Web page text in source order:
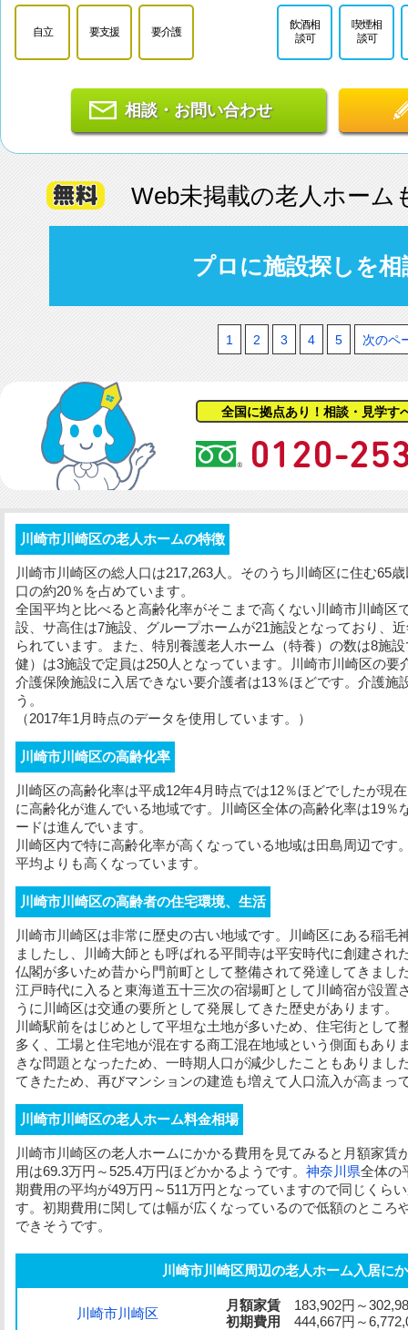
自立 要支援 要介護
飲酒相
談可
喫煙相
談可
相談・お問い合わせ
Web未掲載の老人ホーム
プロに施設探しを
1 2 3 4 5 次のペ
全国に拠点あり！相談・見学す
川崎市川崎区の老人ホームの特徴
川崎市川崎区の総人口は217,263人。そのうち川崎区に住む65
口の約20％を占めています。
全国平均と比べると高齢化率がそこまで高くない川崎市川崎区
設、サ高住は7施設、グループホームが21施設となっており、
られています。また、特別養護老人ホーム（特養）の数は8施
健）は3施設で定員は250人となっています。川崎市川崎区の要
介護保険施設に入居できない要介護者は13％ほどです。介護施
う。
（2017年1月時点のデータを使用しています。）
川崎市川崎区の高齢化率
川崎区の高齢化率は平成12年4月時点では12％ほどでしたが現
に高齢化が進んでいる地域です。川崎区全体の高齢化率は19％
ードは進んでいます。
川崎区内で特に高齢化率が高くなっている地域は田島周辺です
平均よりも高くなっています。
川崎市川崎区の高齢者の住宅環境、生活
川崎市川崎区は非常に歴史の古い地域です。川崎区にある稲毛
ましたし、川崎大師とも呼ばれる平間寺は平安時代に創建され
仏閣が多いため昔から門前町として整備されて発達してきまし
江戸時代に入ると東海道五十三次の宿場町として川崎宿が設置
うに川崎区は交通の要所として発展してきた歴史があります。
川崎駅前をはじめとして平坦な土地が多いため、住宅街として
多く、工場と住宅地が混在する商工混在地域という側面もあり
きな問題となったため、一時期人口が減少したこともありまし
てきたため、再びマンションの建造も増えて人口流入が高まっ
川崎市川崎区の老人ホーム料金相場
川崎市川崎区の老人ホームにかかる費用を見てみると 月額家賃
用は69.3万円～525.4万円ほどかかるようです。 神奈川県全体の
期費用の平均が49万円～511万円となっていますので同じくら
す。 初期費用に関しては幅が広くなっているので低額のところ
できそうです。
川崎市川崎区周辺の老人ホーム入居に
川崎市川崎区
月額家賃 183,902円～
初期費用
444,667円～